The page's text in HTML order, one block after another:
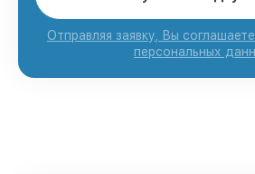
Отправляя заявку, Вы
персональных